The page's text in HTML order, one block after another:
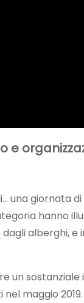
e
una giornata
hanno
alberghi, e
un
maggio